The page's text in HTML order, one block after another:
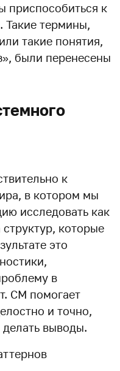
приспособиться к
Такие термины,
такие понятия,
были перенесены
к
в котором мы
исследовать как
которые
это
в
СМ помогает
и точно,
выводы.